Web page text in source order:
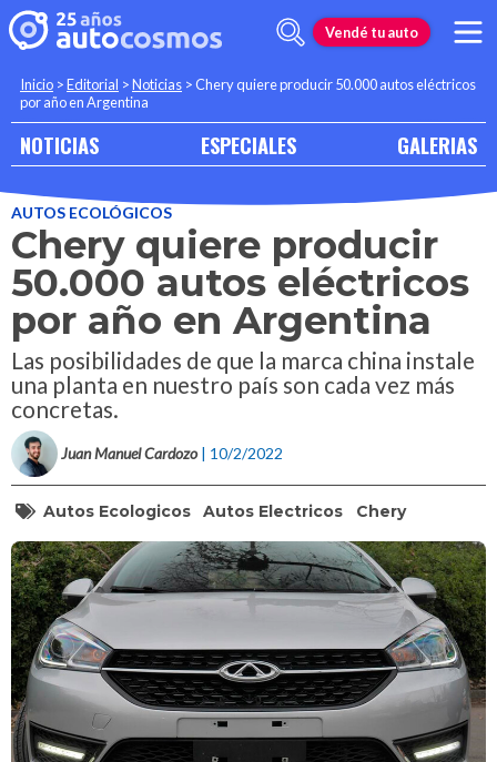
Vendé tu auto
Inicio >Editorial >Noticias >Chery quiere producir 50.000 autos eléctricos
por año en Argentina
NOTICIAS ESPECIALES GALERIAS
AUTOS ECOLÓGICOS
Chery quiere producir
50.000 autos eléctricos
por año en Argentina
Las posibilidades de que la marca china instale
una planta en nuestro país son cada vez más
concretas.
Juan Manuel Cardozo | 10/2/2022
Autos Ecologicos Autos Electricos Chery